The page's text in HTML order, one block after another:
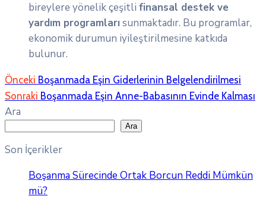
bireylere yönelik çeşitli finansal destek ve
yardım programları sunmaktadır. Bu programlar,
ekonomik durumun iyileştirilmesine katkıda
bulunur.
Önceki Boşanmada Eşin Giderlerinin Belgelendirilmesi
Sonraki Boşanmada Eşin Anne-Babasının Evinde Kalması
Ara
Ara
Son İçerikler
Boşanma Sürecinde Ortak Borcun Reddi Mümkün
mü?